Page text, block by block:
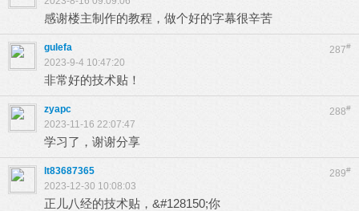
感谢楼主制作的教程，做个好的字幕很辛苦
287#
gulefa
2023-9-4 10:47:20
非常好的技术贴！
288#
zyapc
2023-11-16 22:07:47
学习了，谢谢分享
289#
lt83687365
2023-12-30 10:08:03
正儿八经的技术贴，&#128150;你